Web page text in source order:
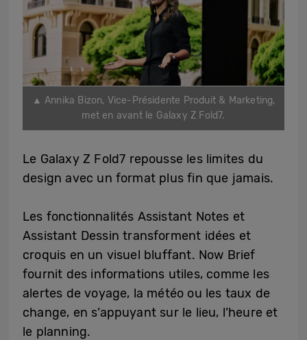
▲ Annika Bizon, Vice-Présidente Produit & Marketing,
met en avant le Galaxy Z Fold7.
Le Galaxy Z Fold7 repousse les limites du
design avec un format plus fin que jamais.
Les fonctionnalités Assistant Notes et
Assistant Dessin transforment idées et
croquis en un visuel bluffant. Now Brief
fournit des informations utiles, comme les
alertes de voyage, la météo ou les taux de
change, en s’appuyant sur le lieu, l’heure et
le planning.